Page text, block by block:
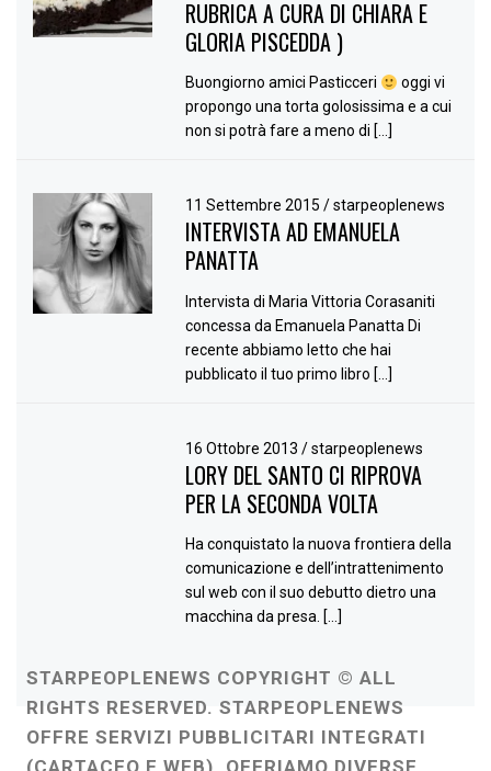
RUBRICA A CURA DI CHIARA E
GLORIA PISCEDDA )
Buongiorno amici Pasticceri
oggi vi
propongo una torta golosissima e a cui
non si potrà fare a meno di […]
11 Settembre 2015/ starpeoplenews
INTERVISTA AD EMANUELA
PANATTA
Intervista di Maria Vittoria Corasaniti
concessa da Emanuela Panatta Di
recente abbiamo letto che hai
pubblicato il tuo primo libro […]
16 Ottobre 2013/ starpeoplenews
LORY DEL SANTO CI RIPROVA
PER LA SECONDA VOLTA
Ha conquistato la nuova frontiera della
comunicazione e dell’intrattenimento
sul web con il suo debutto dietro una
macchina da presa. […]
STARPEOPLENEWS COPYRIGHT © ALL
RIGHTS RESERVED. STARPEOPLENEWS
OFFRE SERVIZI PUBBLICITARI INTEGRATI